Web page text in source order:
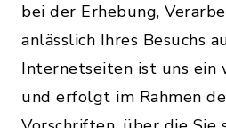
bei der Erhebung,
anlässlich Ihres Besuchs
Internetseiten ist uns ein
und erfolgt im Rahmen